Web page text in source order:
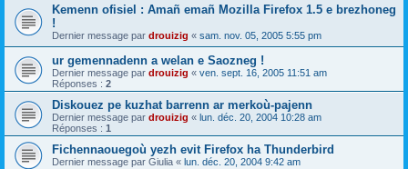
Kemenn ofisiel : Amañ emañ Mozilla Firefox 1.5 e brezhoneg
!
Dernier message par drouizig « sam. nov. 05, 2005 5:55 pm
ur gemennadenn a welan e Saozneg !
Dernier message par drouizig « ven. sept. 16, 2005 11:51 am
Réponses : 2
Diskouez pe kuzhat barrenn ar merkoù-pajenn
Dernier message par drouizig « lun. déc. 20, 2004 10:28 am
Réponses : 1
Fichennaouegoù yezh evit Firefox ha Thunderbird
Dernier message par Giulia « lun. déc. 20, 2004 9:42 am